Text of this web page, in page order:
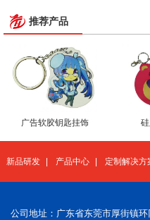
推荐产品
广告软胶钥匙挂饰
新品研发 产品中心 定制解决方
公司地址：广东省东莞市厚街镇